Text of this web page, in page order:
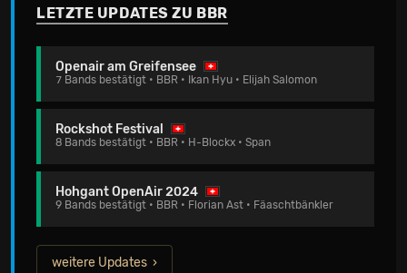
LETZTE UPDATES ZU BBR
Openair am Greifensee
7 Bands bestätigt • BBR • Ikan Hyu • Elijah Salomon
Rockshot Festival
8 Bands bestätigt • BBR • H-Blockx • Span
Hohgant OpenAir 2024
9 Bands bestätigt • BBR • Florian Ast • Fäaschtbänkler
weitere Updates